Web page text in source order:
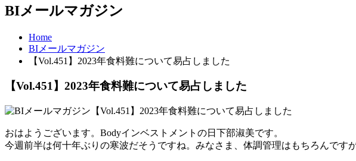
BIメールマガジン
Home
BIメールマガジン
【Vol.451】2023年食料難について易占しました
【Vol.451】2023年食料難について易占しました
おはようございます。Bodyインベストメントの日下部淑美です。
今週前半は何十年ぶりの寒波だそうですね。みなさま、体調管理はもちろんです